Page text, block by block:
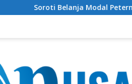
Modal Peternakan Sapi,